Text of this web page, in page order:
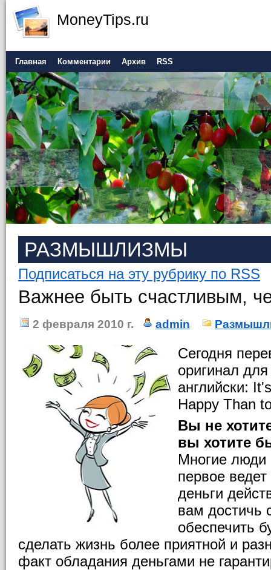
MoneyTips.ru
Главная Комментарии Архив RSS
РАЗМЫШЛИЗМЫ
Подписаться на эту рубрику по RSS
Важнее быть счастливым,
2 февраля 2010 г. admin
Сегодня
оригинал для
английски:
Happy Than
Вы не
вы хотите
Многие люди
первое
деньги
вам достичь
обеспечить
сделать жизнь более приятной и
факт обладания деньгами не